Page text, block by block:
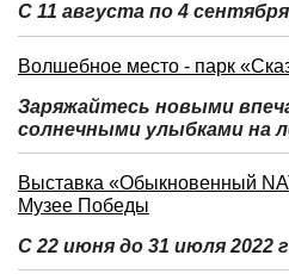
С 11 августа по 4
Волшебное место - парк
Заряжайтесь новыми
солнечными улыбками на
Выставка «Обыкновенный
Музее Победы
С 22 июня до 31 июля 2022